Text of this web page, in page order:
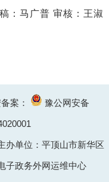
：马广普 审核：王淑
案： 豫公网安备
单位：平顶山市新华区
政务外网运维中心